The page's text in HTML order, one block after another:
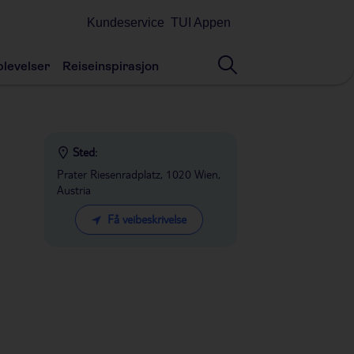
Kundeservice TUI Appen
Reiseinspirasjon
Sted:
Prater Riesenradplatz, 1020 Wien,
Austria
Få veibeskrivelse